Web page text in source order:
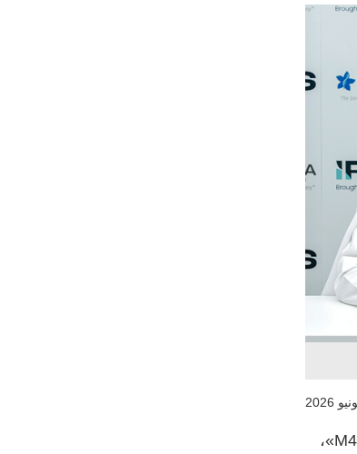
أطلقت منظمة إنسايتس للأبحاث والحلول «آيروس» (IROS)، التابعة لـ«مجموعة M42»،